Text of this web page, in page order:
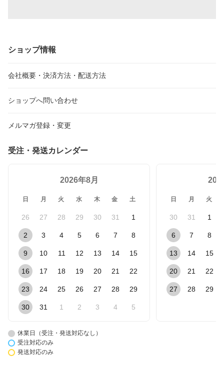
ショップ情報
会社概要・決済方法・配送方法
ショップへ問い合わせ
メルマガ登録・変更
受注・発送カレンダー
2026年8月
日 月 火 水 木 金 土
26 27 28 29 30 31 1
2 3 4 5 6 7 8
9 10 11 12 13 14 15
16 17 18 19 20 21 22
23 24 25 26 27 28 29
30 31 1 2 3 4 5
日 月 火
30 31 1
6 7 8
13 14 15
20 21 22
27 28 29
休業日（受注・発送対応なし）
受注対応のみ
発送対応のみ